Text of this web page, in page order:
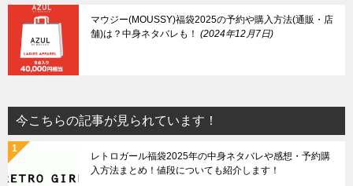
マウジー(MOUSSY)福袋2025の予約や購入方法(通販・店
舗)は？中身ネタバレも！
2024年12月7日
今こちらの記事が見られています！
レトロガール福袋2025年の中身ネタバレや感想・予約購
入方法まとめ！値段についても紹介します！